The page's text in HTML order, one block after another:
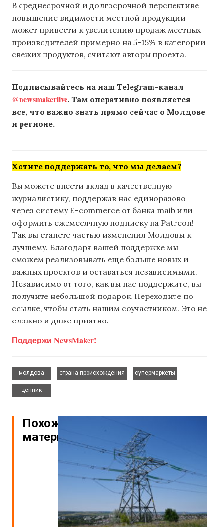
В среднесрочной и долгосрочной перспективе
повышение видимости местной продукции
может привести к увеличению продаж местных
производителей примерно на 5-15% в категории
свежих продуктов, считают авторы проекта.
Подписывайтесь на наш Telegram-канал
@newsmakerlive. Там оперативно появляется
все, что важно знать прямо сейчас о Молдове
и регионе.
Хотите поддержать то, что мы делаем?
Вы можете внести вклад в качественную
журналистику, поддержав нас единоразово
через систему E-commerce от банка maib или
оформить ежемесячную подписку на Patreon!
Так вы станете частью изменения Молдовы к
лучшему. Благодаря вашей поддержке мы
сможем реализовывать еще больше новых и
важных проектов и оставаться независимыми.
Независимо от того, как вы нас поддержите, вы
получите небольшой подарок. Переходите по
ссылке, чтобы стать нашим соучастником. Это не
сложно и даже приятно.
Поддержи NewsMaker!
молдова
страна происхождения
супермаркеты
ценник
Похожие
материалы